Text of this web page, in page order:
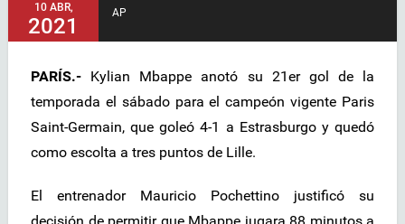
10 ABR,
2021
AP
PARÍS.- Kylian Mbappe anotó su 21er gol de la
temporada el sábado para el campeón vigente Paris
Saint-Germain, que goleó 4-1 a Estrasburgo y quedó
como escolta a tres puntos de Lille.
El entrenador Mauricio Pochettino justificó su